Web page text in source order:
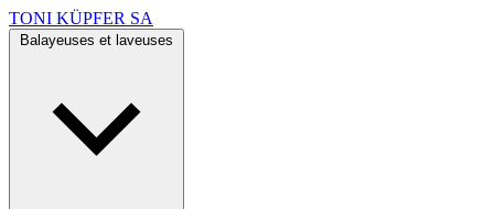
TONI KÜPFER SA